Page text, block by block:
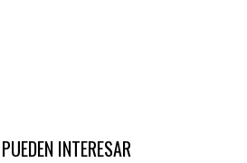
INTERESAR